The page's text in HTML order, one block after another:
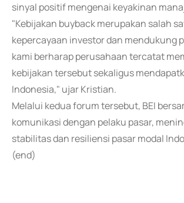
sinyal positif mengenai keyakinan
"Kebijakan buyback merupakan salah
kepercayaan investor dan mendukung
kami berharap perusahaan tercatat
kebijakan tersebut sekaligus
Indonesia," ujar Kristian.
Melalui kedua forum tersebut, BEI
komunikasi dengan pelaku pasar,
stabilitas dan resiliensi pasar modal
(end)